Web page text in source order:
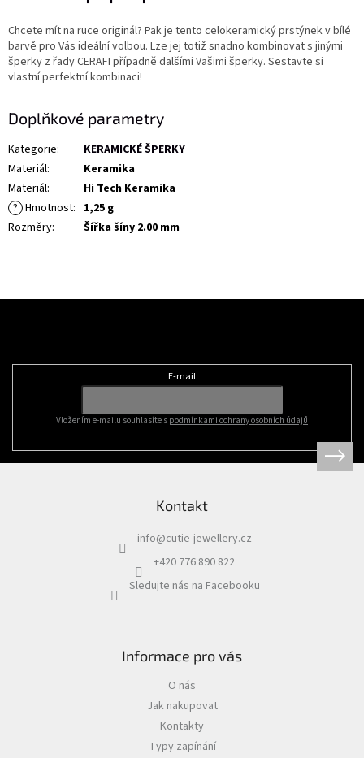
Chcete mít na ruce originál? Pak je tento celokeramický prstýnek v bílé
barvě pro Vás ideální volbou. Lze jej totiž snadno kombinovat s jinými
šperky z řady CERAFI případně dalšími Vašimi šperky. Sestavte si
vlastní perfektní kombinaci!
Doplňkové parametry
Kategorie:
KERAMICKÉ ŠPERKY
Materiál:
Keramika
Materiál:
Hi Tech Keramika
? Hmotnost: 1,25 g
Rozměry: Šířka šíny 2.00 mm
E-mail
Vložením e-mailu souhlasíte s podmínkami ochrany osobních údajů
Kontakt
info@cutie-jewellery.cz
+420 776 890 822
Sledujte nás na Facebooku
Informace pro vás
O nás
Jak nakupovat
Kontakty
Typy zapínání